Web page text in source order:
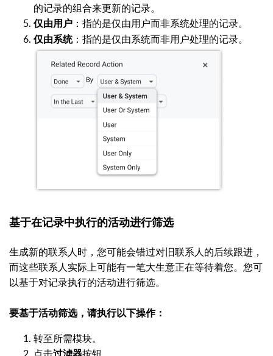
的记录的组合来更新的记录。
仅由用户 ：指的是仅由用户而非系统处理的记录。
仅由系统：指的是仅由系统而非用户处理的记录。
基于在记录中执行的活动进行筛选
生成新的联系人时，您可能会错过对旧联系人的后续跟进，
而这些联系人实际上可能有一笔大生意正在等待着您。您可
以基于对记录执行的活动进行筛选。
要基于活动筛选，请执行以下操作：
转至所需模块。